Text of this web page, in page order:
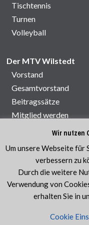
Tischtennis
Turnen
Volleyball
Der MTV Wilstedt
Vorstand
Gesamtvorstand
Beitragssätze
Mitglied werden
Veranstaltungen
Wir nutzen
Um unsere Webseite
verbessern zu
Durch die weitere
Verwendung von
erhalten Sie in
Cookie